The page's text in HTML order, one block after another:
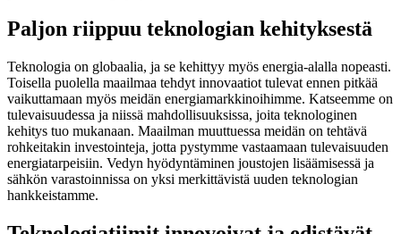
Paljon riippuu teknologian kehityksestä
Teknologia on globaalia, ja se kehittyy myös energia-alalla nopeasti.
Toisella puolella maailmaa tehdyt innovaatiot tulevat ennen pitkää
vaikuttamaan myös meidän energiamarkkinoihimme. Katseemme on
tulevaisuudessa ja niissä mahdollisuuksissa, joita teknologinen
kehitys tuo mukanaan. Maailman muuttuessa meidän on tehtävä
rohkeitakin investointeja, jotta pystymme vastaamaan tulevaisuuden
energiatarpeisiin. Vedyn hyödyntäminen joustojen lisäämisessä ja
sähkön varastoinnissa on yksi merkittävistä uuden teknologian
hankkeistamme.